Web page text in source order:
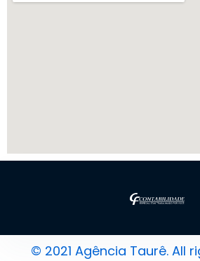
© 2021 Agência Taurê. All